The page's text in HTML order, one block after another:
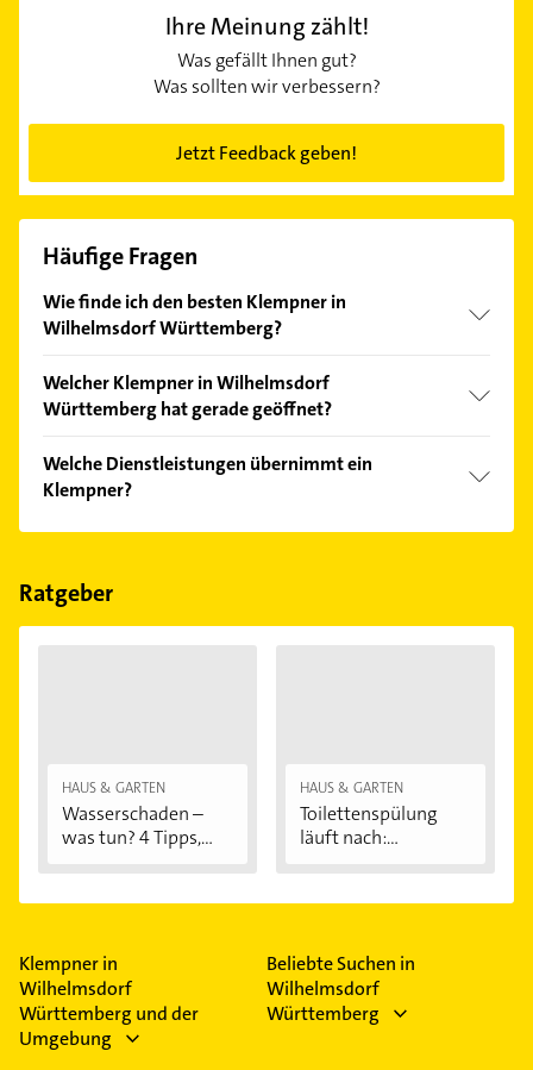
Ihre Meinung zählt!
Was gefällt Ihnen gut?
Was sollten wir verbessern?
Jetzt Feedback geben!
Häufige Fragen
Wie finde ich den besten Klempner in
Wilhelmsdorf Württemberg?
Kundenmeinungen und profitieren Sie von den
Empfehlungen. Die Suchergebnisse können Sie sich
Welcher Klempner in Wilhelmsdorf
Württemberg hat gerade geöffnet?
Bitte beachten Sie, dass diese an Sonn- und
Feiertagen abweichen können.
Welche Dienstleistungen übernimmt ein
Klempner?
Folgende Leistungen werden angeboten: Heizung,
Ratgeber
HAUS & GARTEN
Wasserschaden –
was tun? 4 Tipps,...
HAUS & GARTEN
Toilettenspülung
läuft nach:...
Klempner in
Wilhelmsdorf
Württemberg und der
Umgebung
Beliebte Suchen in
Wilhelmsdorf
Württemberg